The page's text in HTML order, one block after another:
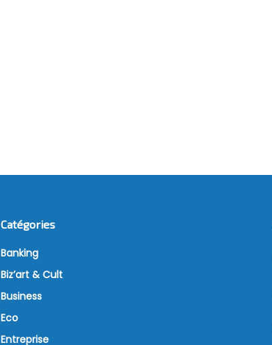
Catégories
Banking
Biz’art & Cult
Business
Eco
Entreprise